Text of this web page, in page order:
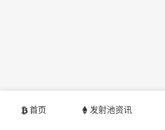
首页 发射池资讯